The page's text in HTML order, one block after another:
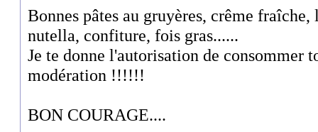
Bonnes pâtes au gruyères, crême
nutella, confiture, fois gras......
Je te donne l'autorisation de consommer
modération !!!!!!
BON COURAGE....